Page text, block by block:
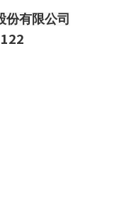
份有限公司